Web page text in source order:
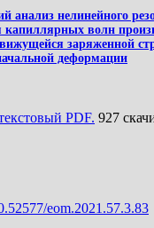
анализ нелинейного
капиллярных волн
заряженной
деформации
PDF. 927
eom.2021.57.3.83